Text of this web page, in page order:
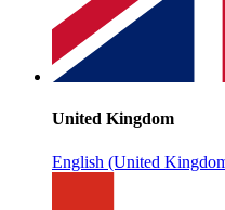
United Kingdom
English (United